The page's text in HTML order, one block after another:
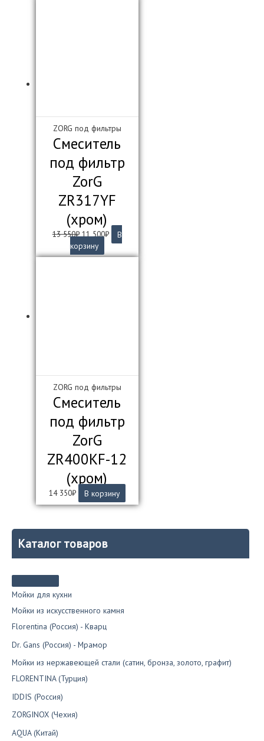
Каталог товаров
Мойки для кухни
Мойки из искусственного камня
Florentina (Россия) - Кварц
Dr. Gans (Россия) - Мрамор
Мойки из нержавеющей стали (сатин, бронза, золото, графит)
FLORENTINA (Турция)
IDDIS (Россия)
ZORGINOX (Чехия)
AQUA (Китай)
ZORG под фильтры
Смеситель
под фильтр
ZorG
ZR317YF
(хром)
13 550₽ Первоначальная
цена
составляла
11 500₽Текущая
цена:
11
В
корзину
ZORG под фильтры
Смеситель
под фильтр
ZorG
ZR400KF-12
(хром)
14 350₽ В корзину